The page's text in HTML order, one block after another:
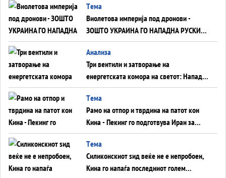
Tема
Виолетова империја под дронови -
ЗОШТО УКРАИНА ГО НАПАДНА РУСКИОТ
WILDBERRIES
Aнализа
Три вентили и затворање на
енергетската комора на светот: Нападот
во Суец најавува глобален енергетски
инфаркт?
Tема
Рамо на отпор и тврдина на патот кон
Кина - Пекинг го подготвува Иран за
американска копнена инвазија
Tема
Силиконскиот ѕид веќе не е непробоен,
Кина го напаѓа последниот голем